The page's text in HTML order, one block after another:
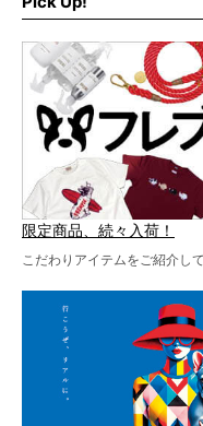
ど、内容盛り
お見逃しなく
限定商品、続々入荷！
こだわりアイテムをご紹介して